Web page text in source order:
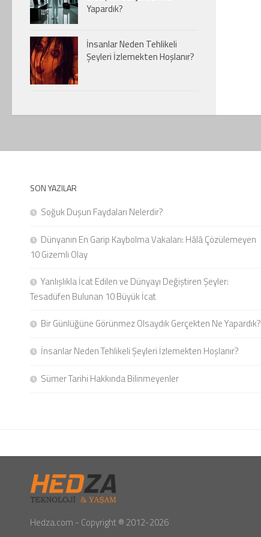
Yapardık?
İnsanlar Neden Tehlikeli
Şeyleri İzlemekten Hoşlanır?
SON YAZILAR
Soğuk Duşun Faydaları Nelerdir?
Dünyanın En Garip Kaybolma Vakaları: Hâlâ Çözülemeyen
10 Gizemli Olay
Yanlışlıkla İcat Edilen ve Dünyayı Değiştiren Şeyler:
Tesadüfen Bulunan 10 Büyük İcat
Bir Günlüğüne Görünmez Olsaydık Gerçekten Ne Yapardık?
İnsanlar Neden Tehlikeli Şeyleri İzlemekten Hoşlanır?
Sümer Tarihi Hakkında Bilinmeyenler
Hedza.com - Copyright ® 2012-2026